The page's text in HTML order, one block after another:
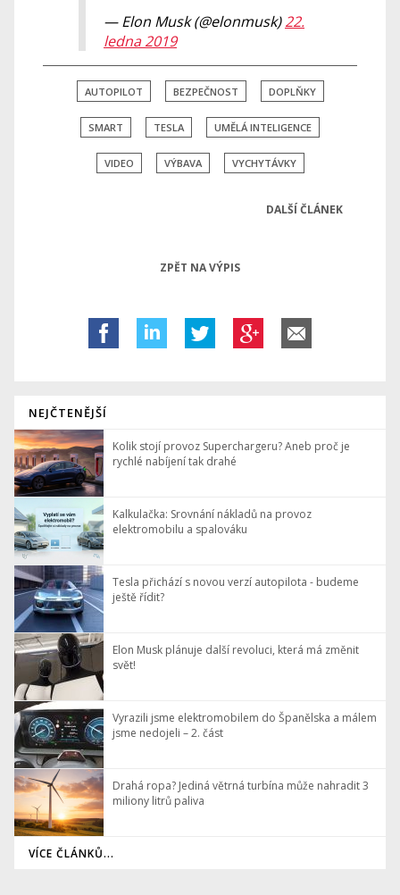
— Elon Musk (@elonmusk)22.
ledna 2019
AUTOPILOT BEZPEČNOST DOPLŇKY
SMART TESLA UMĚLÁ INTELIGENCE
VIDEO VÝBAVA VYCHYTÁVKY
DALŠÍ ČLÁNEK
ZPĚT NA VÝPIS
NEJČTENĚJŠÍ
Kolik stojí provoz Superchargeru? Aneb proč je
rychlé nabíjení tak drahé
Kalkulačka: Srovnání nákladů na provoz
elektromobilu a spalováku
Tesla přichází s novou verzí autopilota - budeme
ještě řídit?
Elon Musk plánuje další revoluci, která má změnit
svět!
Vyrazili jsme elektromobilem do Španělska a málem
jsme nedojeli – 2. část
Drahá ropa? Jediná větrná turbína může nahradit 3
miliony litrů paliva
VÍCE ČLÁNKŮ...